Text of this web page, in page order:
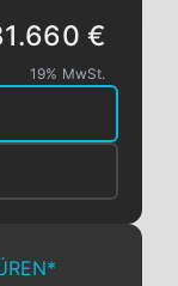
€
19% MwSt.